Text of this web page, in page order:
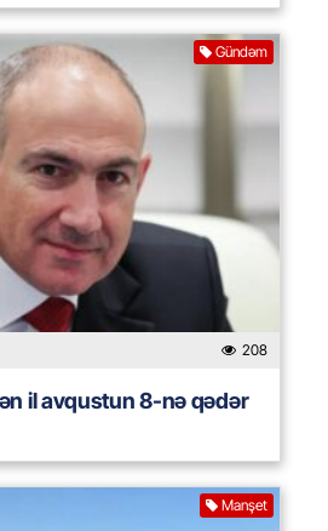
Gündəm
208
il avqustun 8-nə qədər
Manşet